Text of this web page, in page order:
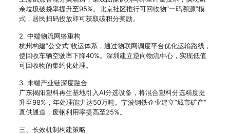
余垃圾破袋率提升至95%。北京社区推行可回收物”一码溯源”模
式，居民扫码投放即可获取碳积分奖励。
2. 中端物流网络重构
杭州构建”公交式”收运体系，通过物联网调度平台优化运输路线，
使回收车辆空驶率下降40%。深圳建立逆向物流中心，实现低值
可回收物的集约化处理。
3. 末端产业链深度融合
广东揭阳塑料再生基地引入AI分选设备，将混合塑料分选精度提
升至98%，年处理能力达50万吨。宁波钢铁企业建立”城市矿产”
直供通道，废钢利用率提高至25%。
三、长效机制构建策略